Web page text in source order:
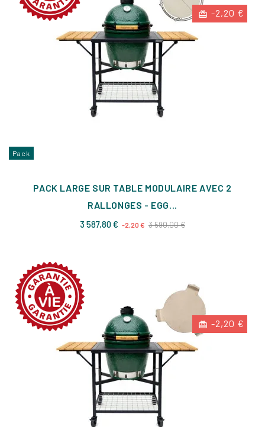
-2,20 €
Pack
PACK LARGE SUR TABLE MODULAIRE AVEC 2
RALLONGES - EGG...
3 587,80 € Prix
-2,20 € 3 590,00 €Prix
-2,20 €